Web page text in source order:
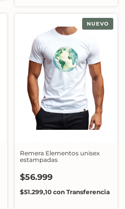
NUEVO
Remera Elementos unisex
estampadas
$56.999
$51.299,10 con Transferencia